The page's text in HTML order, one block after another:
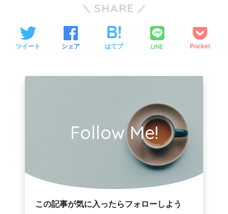
SHARE
ツイート シェア はてブ LINE Pocket
Follow Me!
この記事が気に入ったらフォローしよう